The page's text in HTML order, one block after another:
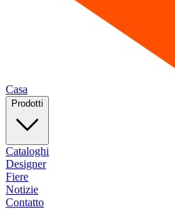
Casa
Prodotti
Cataloghi
Designer
Fiere
Notizie
Contatto